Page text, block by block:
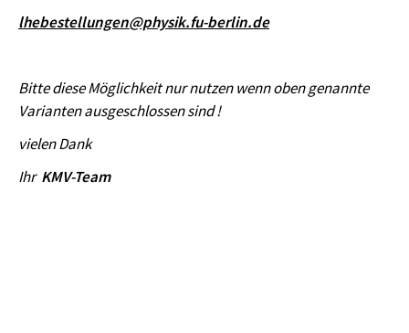
lhebestellungen@physik.fu-berlin.de
Bitte diese Möglichkeit nur nutzen wenn oben genannte
Varianten ausgeschlossen sind !
vielen Dank
IhrKMV-Team